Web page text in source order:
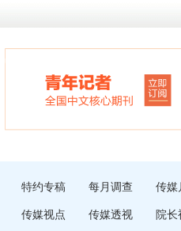
特约专稿 每月调查 传媒
传媒视点 传媒透视 院长